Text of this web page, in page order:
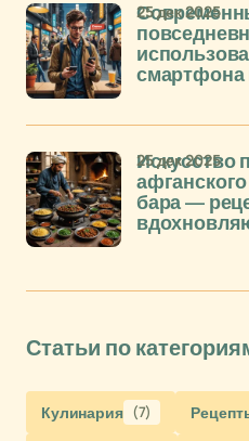
смартфона
25 дек 2025
Искусство
бара —
25 дек 2025
Статьи по
Кулинария (7)